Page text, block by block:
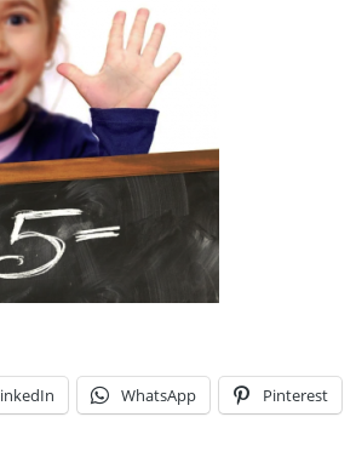
WhatsApp Pinterest